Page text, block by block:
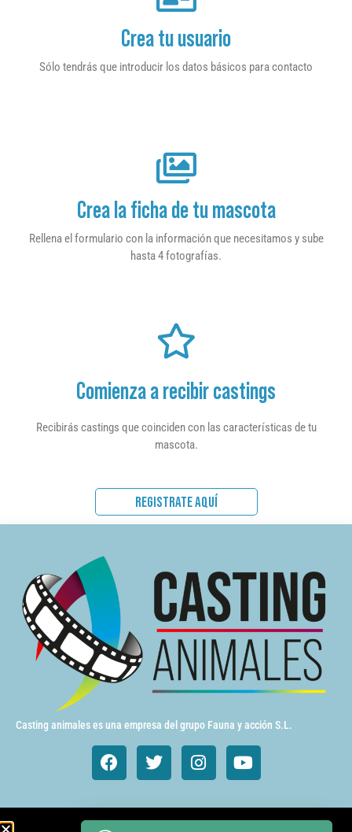
Crea tu usuario
Sólo tendrás que introducir los datos básicos para contacto
Crea la ficha de tu mascota
Rellena el formulario con la información que necesitamos y sube
hasta 4 fotografías.
Comienza a recibir castings
Recibirás castings que coinciden con las características de tu
mascota.
REGISTRATE AQUÍ
Casting animales es una empresa del grupo Fauna y acción S.L.